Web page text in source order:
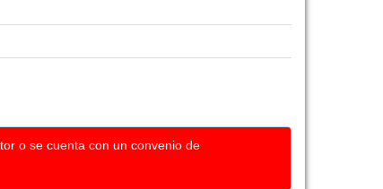
o se cuenta con un convenio de